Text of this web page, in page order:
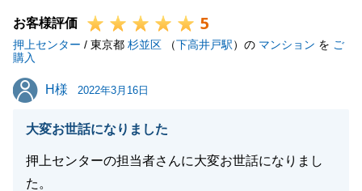
ありがとうございました。
お客様評価 5
押上センター / 東京都 杉並区 （下高井戸駅）の マンション を ご
購入
H様
H様 2022年3月16日
大変お世話になりました
押上センターの担当者さんに大変お世話になりまし
た。